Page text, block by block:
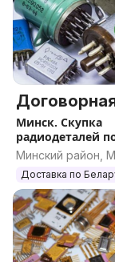
Минск. Скупка
радиодеталей
Беларуси
Минский район,
область
Доставка по